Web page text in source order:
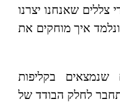
צללים שאנחנו יצרנו
איך מוחקים את
בקליפות
לחלק הבודד של